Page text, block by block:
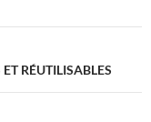
RÉUTILISABLES